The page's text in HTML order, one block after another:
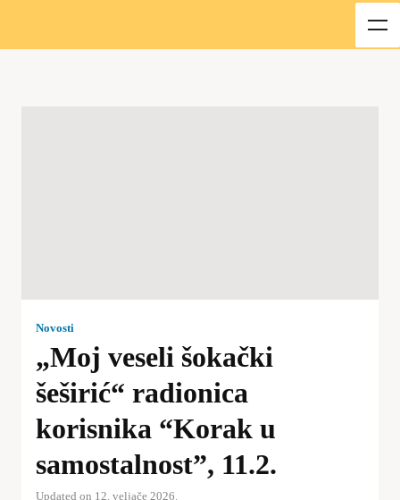
Novosti
„Moj veseli šokački
šeširić“ radionica
korisnika “Korak u
samostalnost”, 11.2.
Updated on 12. veljače 2026.